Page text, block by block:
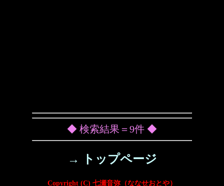
◆ 検索結果＝9件 ◆
→ トップページ
Copyright (C) 七瀬音弥（ななせおとや）